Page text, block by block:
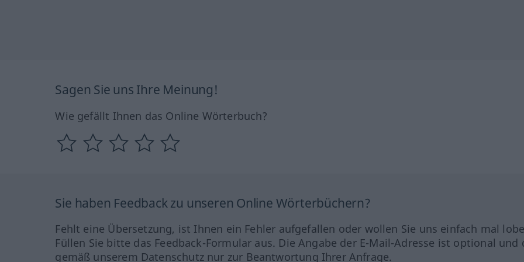
Sagen Sie uns Ihre Meinung!
Wie gefällt Ihnen das Online Wörterbuch?
Sie haben Feedback zu unseren Online Wörterbüchern?
Fehlt eine Übersetzung, ist Ihnen ein Fehler aufgefallen oder wollen Sie uns einfach mal
Füllen Sie bitte das Feedback-Formular aus. Die Angabe der E-Mail-Adresse ist optional und
gemäß unserem Datenschutz nur zur Beantwortung Ihrer Anfrage.